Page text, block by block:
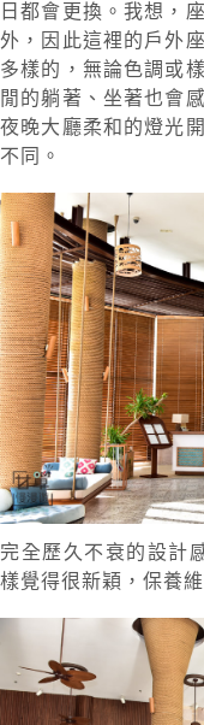
日都會更換。我想，
外，因此這裡的戶外
多樣的，無論色調或
閒的躺著、坐著也會
夜晚大廳柔和的燈光
不同。
完全歷久不衰的設計
樣覺得很新穎，保養